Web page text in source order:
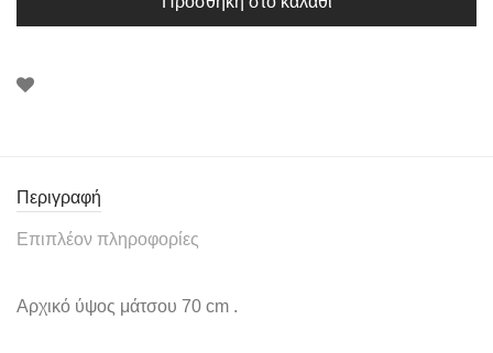
Περιγραφή
Επιπλέον πληροφορίες
Αρχικό ύψος μάτσου 70 cm .